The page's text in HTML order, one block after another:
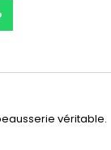
véritable.